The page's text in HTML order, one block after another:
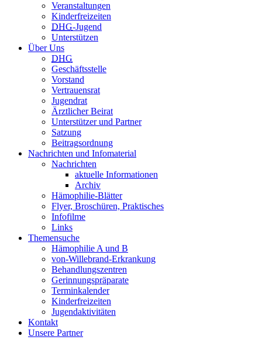
Veranstaltungen
Kinderfreizeiten
DHG-Jugend
Unterstützen
Über Uns
DHG
Geschäftsstelle
Vorstand
Vertrauensrat
Jugendrat
Ärztlicher Beirat
Unterstützer und Partner
Satzung
Beitragsordnung
Nachrichten und Infomaterial
Nachrichten
aktuelle Informationen
Archiv
Hämophilie-Blätter
Flyer, Broschüren, Praktisches
Infofilme
Links
Themensuche
Hämophilie A und B
von-Willebrand-Erkrankung
Behandlungszentren
Gerinnungspräparate
Terminkalender
Kinderfreizeiten
Jugendaktivitäten
Kontakt
Unsere Partner